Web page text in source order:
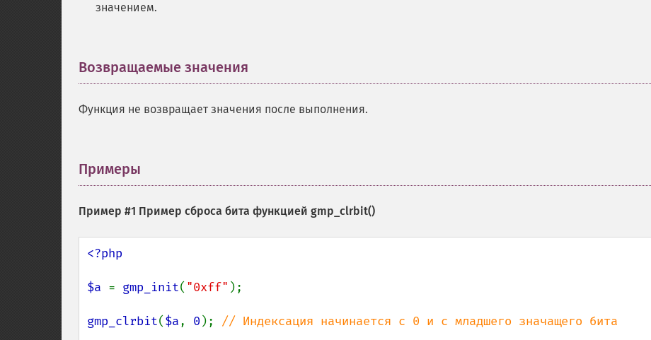
значением.
Возвращаемые значения
Функция не возвращает значения после выполнения.
Примеры
Пример #1 Пример сброса бита функцией gmp_clrbit()
<?php
$a = gmp_init( "0xff" );
gmp_clrbit($a, 0 ); // Индексация начинается с 0 и с младшего значащего бита